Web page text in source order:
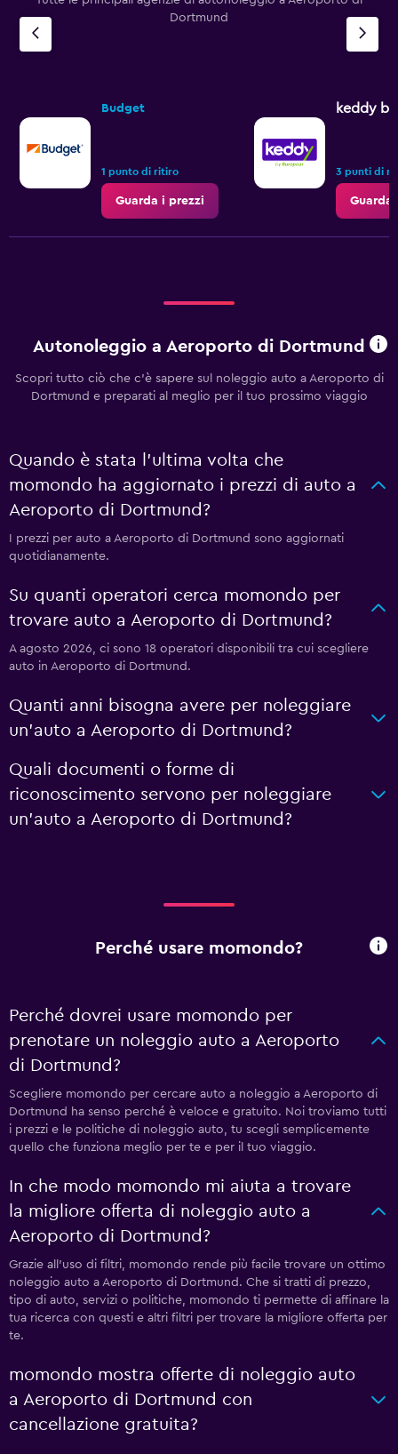
Dortmund
Budget
1 punto di ritiro
Guarda i prezzi
keddy
3 punti di
Guarda
Autonoleggio a Aeroporto di Dortmund
Scopri tutto ciò che c'è sapere sul noleggio auto a Aeroporto di
Dortmund e preparati al meglio per il tuo prossimo viaggio
Quando è stata l'ultima volta che
momondo ha aggiornato i prezzi di auto a
Aeroporto di Dortmund?
I prezzi per auto a Aeroporto di Dortmund sono aggiornati
quotidianamente.
Su quanti operatori cerca momondo per
trovare auto a Aeroporto di Dortmund?
A agosto 2026, ci sono 18 operatori disponibili tra cui scegliere
auto in Aeroporto di Dortmund.
Quanti anni bisogna avere per noleggiare
un'auto a Aeroporto di Dortmund?
Quali documenti o forme di
riconoscimento servono per noleggiare
un'auto a Aeroporto di Dortmund?
Perché usare momondo?
Perché dovrei usare momondo per
prenotare un noleggio auto a Aeroporto
di Dortmund?
Scegliere momondo per cercare auto a noleggio a Aeroporto di
Dortmund ha senso perché è veloce e gratuito. Noi troviamo tutti
i prezzi e le politiche di noleggio auto, tu scegli semplicemente
quello che funziona meglio per te e per il tuo viaggio.
In che modo momondo mi aiuta a trovare
la migliore offerta di noleggio auto a
Aeroporto di Dortmund?
Grazie all'uso di filtri, momondo rende più facile trovare un ottimo
noleggio auto a Aeroporto di Dortmund. Che si tratti di prezzo,
tipo di auto, servizi o politiche, momondo ti permette di affinare la
tua ricerca con questi e altri filtri per trovare la migliore offerta per
te.
momondo mostra offerte di noleggio auto
a Aeroporto di Dortmund con
cancellazione gratuita?